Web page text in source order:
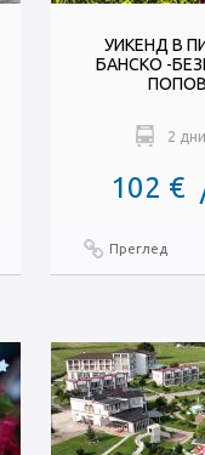
УИКЕНД В
БАНСКО -
2
102 €
Преглед